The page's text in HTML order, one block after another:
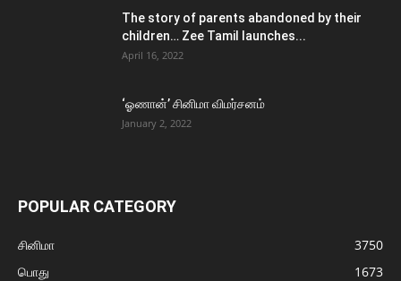
The story of parents abandoned by their
children… Zee Tamil launches...
April 16, 2022
‘ஓணான்’ சினிமா விமர்சனம்
January 2, 2022
POPULAR CATEGORY
சினிமா
3750
பொது
1673